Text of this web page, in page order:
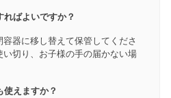
ればよいですか？
器に移し替えて保管してくださ
切り、お子様の手の届かない場
使えますか？